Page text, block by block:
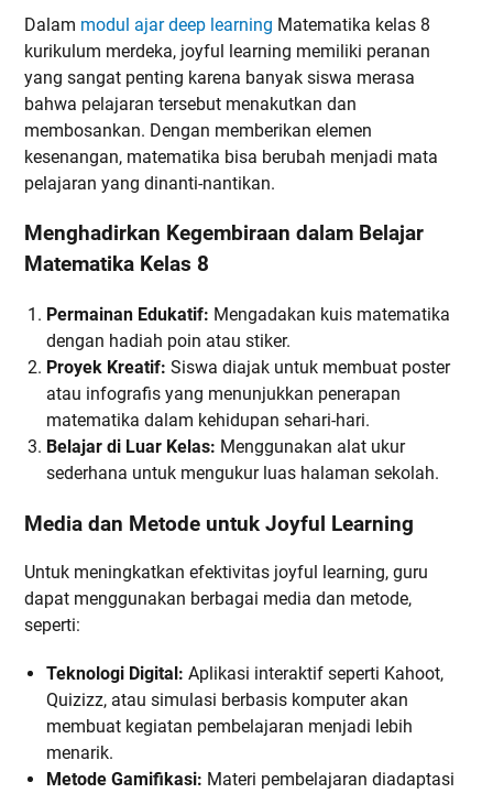
Dalam modul ajar deep learning Matematika kelas 8
kurikulum merdeka, joyful learning memiliki peranan
yang sangat penting karena banyak siswa merasa
bahwa pelajaran tersebut menakutkan dan
membosankan. Dengan memberikan elemen
kesenangan, matematika bisa berubah menjadi mata
pelajaran yang dinanti-nantikan.
Menghadirkan Kegembiraan dalam Belajar
Matematika Kelas 8
Permainan Edukatif: Mengadakan kuis matematika
dengan hadiah poin atau stiker.
Proyek Kreatif: Siswa diajak untuk membuat poster
atau infografis yang menunjukkan penerapan
matematika dalam kehidupan sehari-hari.
Belajar di Luar Kelas: Menggunakan alat ukur
sederhana untuk mengukur luas halaman sekolah.
Media dan Metode untuk Joyful Learning
Untuk meningkatkan efektivitas joyful learning, guru
dapat menggunakan berbagai media dan metode,
seperti:
Teknologi Digital: Aplikasi interaktif seperti Kahoot,
Quizizz, atau simulasi berbasis komputer akan
membuat kegiatan pembelajaran menjadi lebih
menarik.
Metode Gamifikasi: Materi pembelajaran diadaptasi